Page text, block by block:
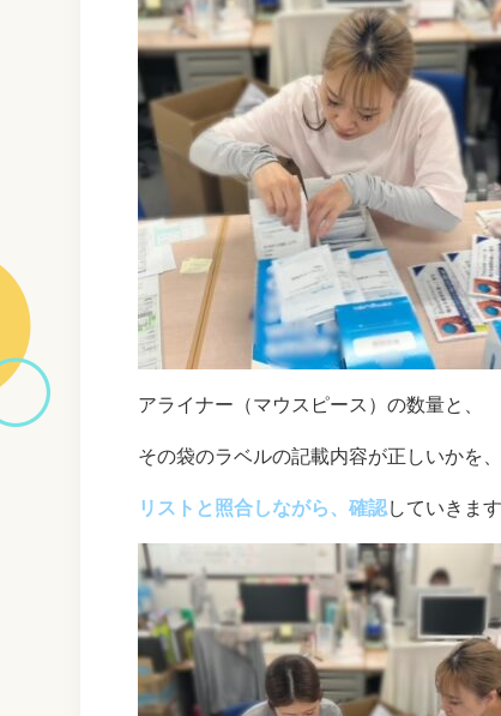
アライナー（マウスピース）の数量と、
その袋のラベルの記載内容が正しいかを、
リストと照合しながら、確認していきます